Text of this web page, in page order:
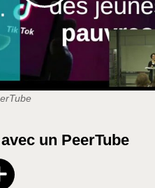
un PeerTube